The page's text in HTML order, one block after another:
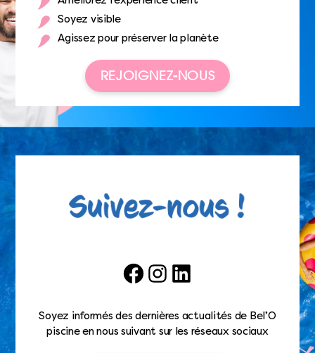
Soyez visible
Agissez pour préserver la planète
REJOIGNEZ-NOUS
FacebookInstagramLinkedIn
Soyez informés des dernières actualités de Bel’O
piscine en nous suivant sur les réseaux sociaux